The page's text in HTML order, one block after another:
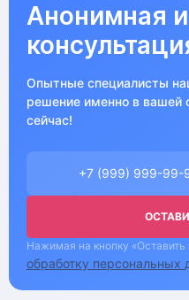
Анонимная
Опытные специалисты
решение именно в вашей
сейчас!
Нажимая на кнопку «Оставить